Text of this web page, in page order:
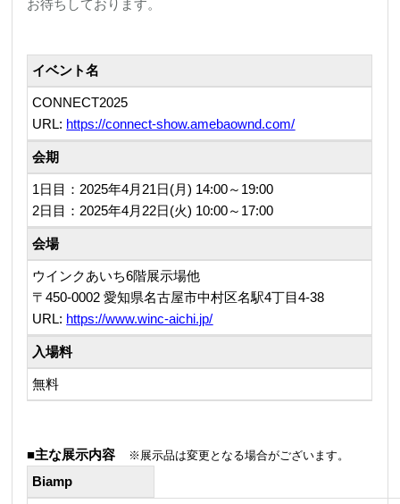
お待ちしております。
イベント名
CONNECT2025
URL: https://connect-show.amebaownd.com/
会期
1日目：2025年4月21日(月) 14:00～19:00
2日目：2025年4月22日(火) 10:00～17:00
会場
ウインクあいち6階展示場他
〒450-0002 愛知県名古屋市中村区名駅4丁目4-38
URL: https://www.winc-aichi.jp/
入場料
無料
■主な展示内容 ※展示品は変更となる場合がございます。
Biamp